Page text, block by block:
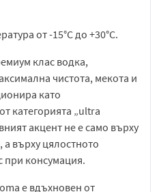
от -15°C до +30°C.
клас водка,
чистота, мекота и
като
категорията „ultra
акцент не е само върху
върху цялостното
при консумация.
е вдъхновен от